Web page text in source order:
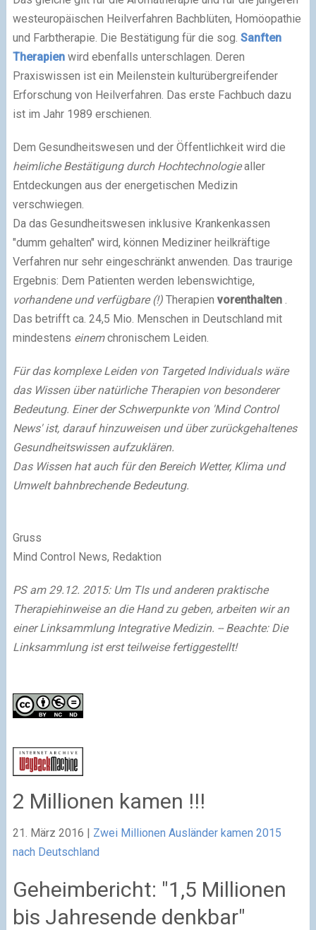
westeuropäischen Heilverfahren Bachblüten, Homöopathie
und Farbtherapie. Die Bestätigung für die sog. Sanften
Therapienwird ebenfalls unterschlagen. Deren
Praxiswissen ist ein Meilenstein kulturübergreifender
Erforschung von Heilverfahren. Das erste Fachbuch dazu
ist im Jahr 1989 erschienen.
Dem Gesundheitswesen und der Öffentlichkeit wird die
heimliche Bestätigung durch Hochtechnologiealler
Entdeckungen aus der energetischen Medizin
verschwiegen.
Da das Gesundheitswesen inklusive Krankenkassen
"dumm gehalten" wird, können Mediziner heilkräftige
Verfahren nur sehr eingeschränkt anwenden. Das traurige
Ergebnis: Dem Patienten werden lebenswichtige,
vorhandene und verfügbare (!)Therapien vorenthalten .
Das betrifft ca. 24,5 Mio. Menschen in Deutschland mit
mindestens einemchronischem Leiden.
Für das komplexe Leiden von Targeted Individuals wäre
das Wissen über natürliche Therapien von besonderer
Bedeutung. Einer der Schwerpunkte von 'Mind Control
News' ist, darauf hinzuweisen und über zurückgehaltenes
Gesundheitswissen aufzuklären.
Das Wissen hat auch für den Bereich Wetter, Klima und
Umwelt bahnbrechende Bedeutung.
Gruss
Mind Control News, Redaktion
PS am 29.12. 2015: Um TIs und anderen praktische
Therapiehinweise an die Hand zu geben, arbeiten wir an
einer Linksammlung Integrative Medizin. -- Beachte: Die
Linksammlung ist erst teilweise fertiggestellt!
2 Millionen kamen !!!
21. März 2016 | Zwei Millionen Ausländer kamen 2015
nach Deutschland
Geheimbericht: "1,5 Millionen
bis Jahresende denkbar"